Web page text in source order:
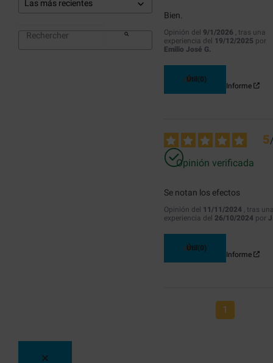
Bien.
Opinión del 9/1/2026 , tras una
experiencia del 19/12/2025 por
Emilio José G.
Útil (0)
Informe
5
Opinión verificada
Se notan los efectos
Opinión del 11/11/2024 , tras
experiencia del 26/10/2024 por
Útil (0)
Informe
1